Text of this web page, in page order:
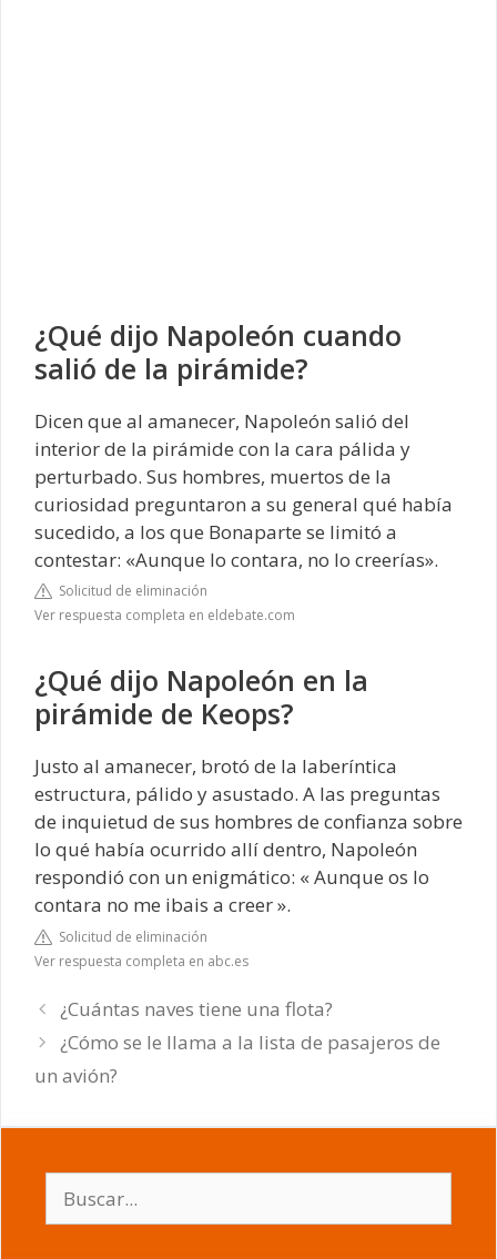
¿Qué dijo Napoleón cuando
salió de la pirámide?
Dicen que al amanecer, Napoleón salió del
interior de la pirámide con la cara pálida y
perturbado. Sus hombres, muertos de la
curiosidad preguntaron a su general qué había
sucedido, a los que Bonaparte se limitó a
contestar: «Aunque lo contara, no lo creerías».
Solicitud de eliminación
Ver respuesta completa en eldebate.com
¿Qué dijo Napoleón en la
pirámide de Keops?
Justo al amanecer, brotó de la laberíntica
estructura, pálido y asustado. A las preguntas
de inquietud de sus hombres de confianza sobre
lo qué había ocurrido allí dentro, Napoleón
respondió con un enigmático: « Aunque os lo
contara no me ibais a creer ».
Solicitud de eliminación
Ver respuesta completa en abc.es
¿Cuántas naves tiene una flota?
¿Cómo se le llama a la lista de pasajeros de
un avión?